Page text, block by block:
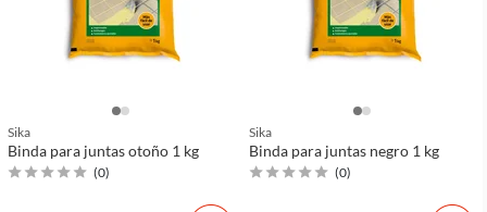
Sika
Binda para juntas otoño 1 kg
(0)
Sika
Binda para juntas negro 1 kg
(0)